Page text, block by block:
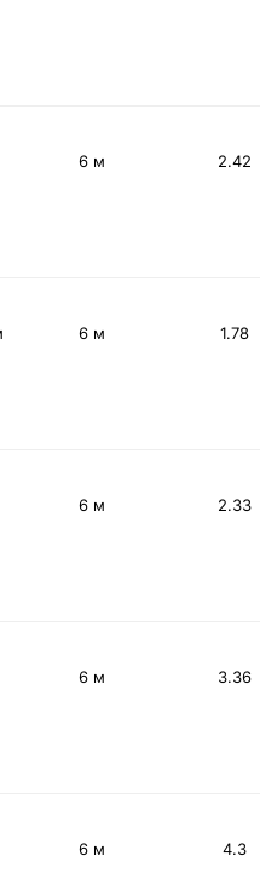
6 м 2.42
6 м 1.78
6 м 2.33
6 м 3.36
6 м 4.3